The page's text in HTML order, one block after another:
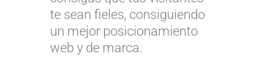
te sean fieles, consiguiendo
un mejor posicionamiento
web y de marca.
e
i
e
a
u
g
e
a